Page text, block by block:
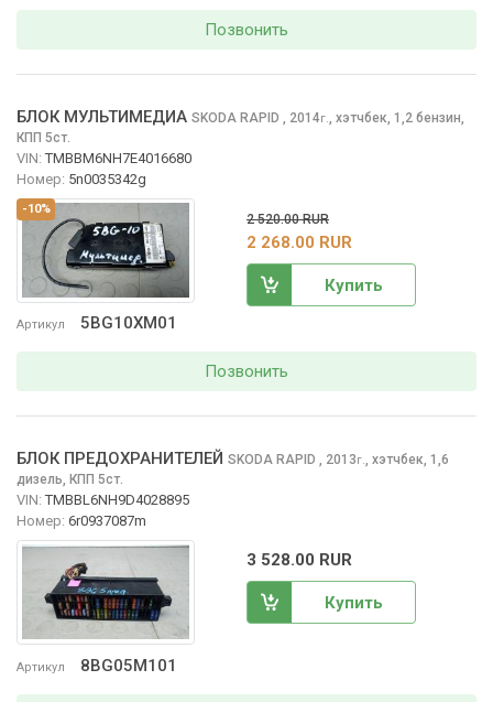
Позвонить
-10%
Артикул 5BG10XM01
БЛОК МУЛЬТИМЕДИА SKODA RAPID , 2014г., хэтчбек, 1,2 бензин,
КПП 5ст.
VIN: TMBBM6NH7E4016680
Номер: 5n0035342g
2 520.00 RUR
2 268.00 RUR
Купить
Позвонить
Артикул 8BG05M101
БЛОК ПРЕДОХРАНИТЕЛЕЙ SKODA RAPID , 2013г., хэтчбек, 1,6
дизель, КПП 5ст.
VIN: TMBBL6NH9D4028895
Номер: 6r0937087m
3 528.00 RUR
Купить